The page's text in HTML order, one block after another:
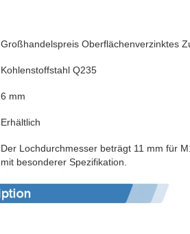
Großhandelspreis Oberflächenverzinktes
Kohlenstoffstahl Q235
6 mm
Erhältlich
Der Lochdurchmesser beträgt 11 mm für
mit besonderer Spezifikation.